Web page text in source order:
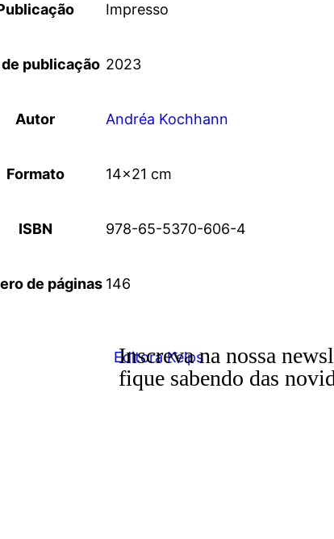
Impresso
publicação 2023
Autor Andréa Kochhann
Formato 14×21 cm
ISBN 978-65-5370-606-4
de páginas 146
Inscreva na nossa
fique sabendo das